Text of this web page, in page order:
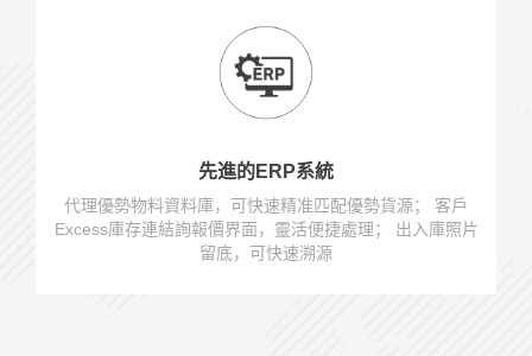
先進的ERP系統
代理優勢物料資料庫，可快速精准匹配優勢貨源； 客戶
Excess庫存連結詢報價界面，靈活便捷處理； 出入庫照片
留底，可快速溯源